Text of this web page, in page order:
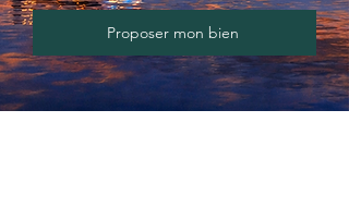
Proposer mon bien